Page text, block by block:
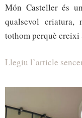
Món Casteller és
qualsevol criatura,
tothom perquè creixi
Llegiu l’article